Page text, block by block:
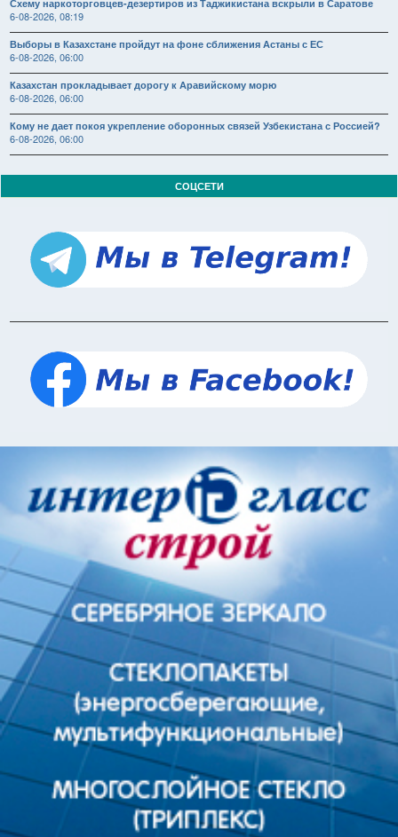
Схему наркоторговцев-дезертиров из Таджикистана вскрыли в Саратове
6-08-2026, 08:19
Выборы в Казахстане пройдут на фоне сближения Астаны с ЕС
6-08-2026, 06:00
Казахстан прокладывает дорогу к Аравийскому морю
6-08-2026, 06:00
Кому не дает покоя укрепление оборонных связей Узбекистана с Россией?
6-08-2026, 06:00
СОЦСЕТИ